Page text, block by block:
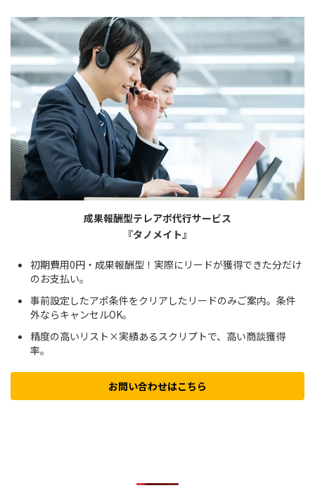
の
ペ
ー
ジ
送
り
ジ
ジ
ジ
成果報酬型テレアポ代行サービス
『タノメイト』
初期費用0円・成果報酬型！実際にリードが獲得できた分だけ
のお支払い。
事前設定したアポ条件をクリアしたリードのみご案内。条件
外ならキャンセルOK。
精度の高いリスト×実績あるスクリプトで、高い商談獲得
率。
お問い合わせはこちら